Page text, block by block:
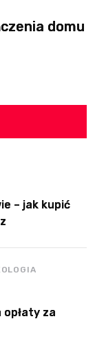
– jak kupić
za